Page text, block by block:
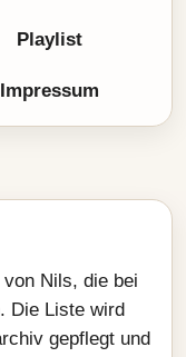
Playlist
Impressum
Nils, die bei
Die Liste wird
gepflegt und